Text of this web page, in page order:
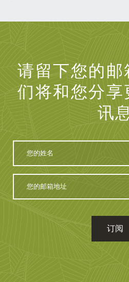
请留下您的邮
们将和您分享
讯
您
名
箱